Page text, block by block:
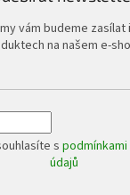
vám budeme
na našem e-
s
údajů